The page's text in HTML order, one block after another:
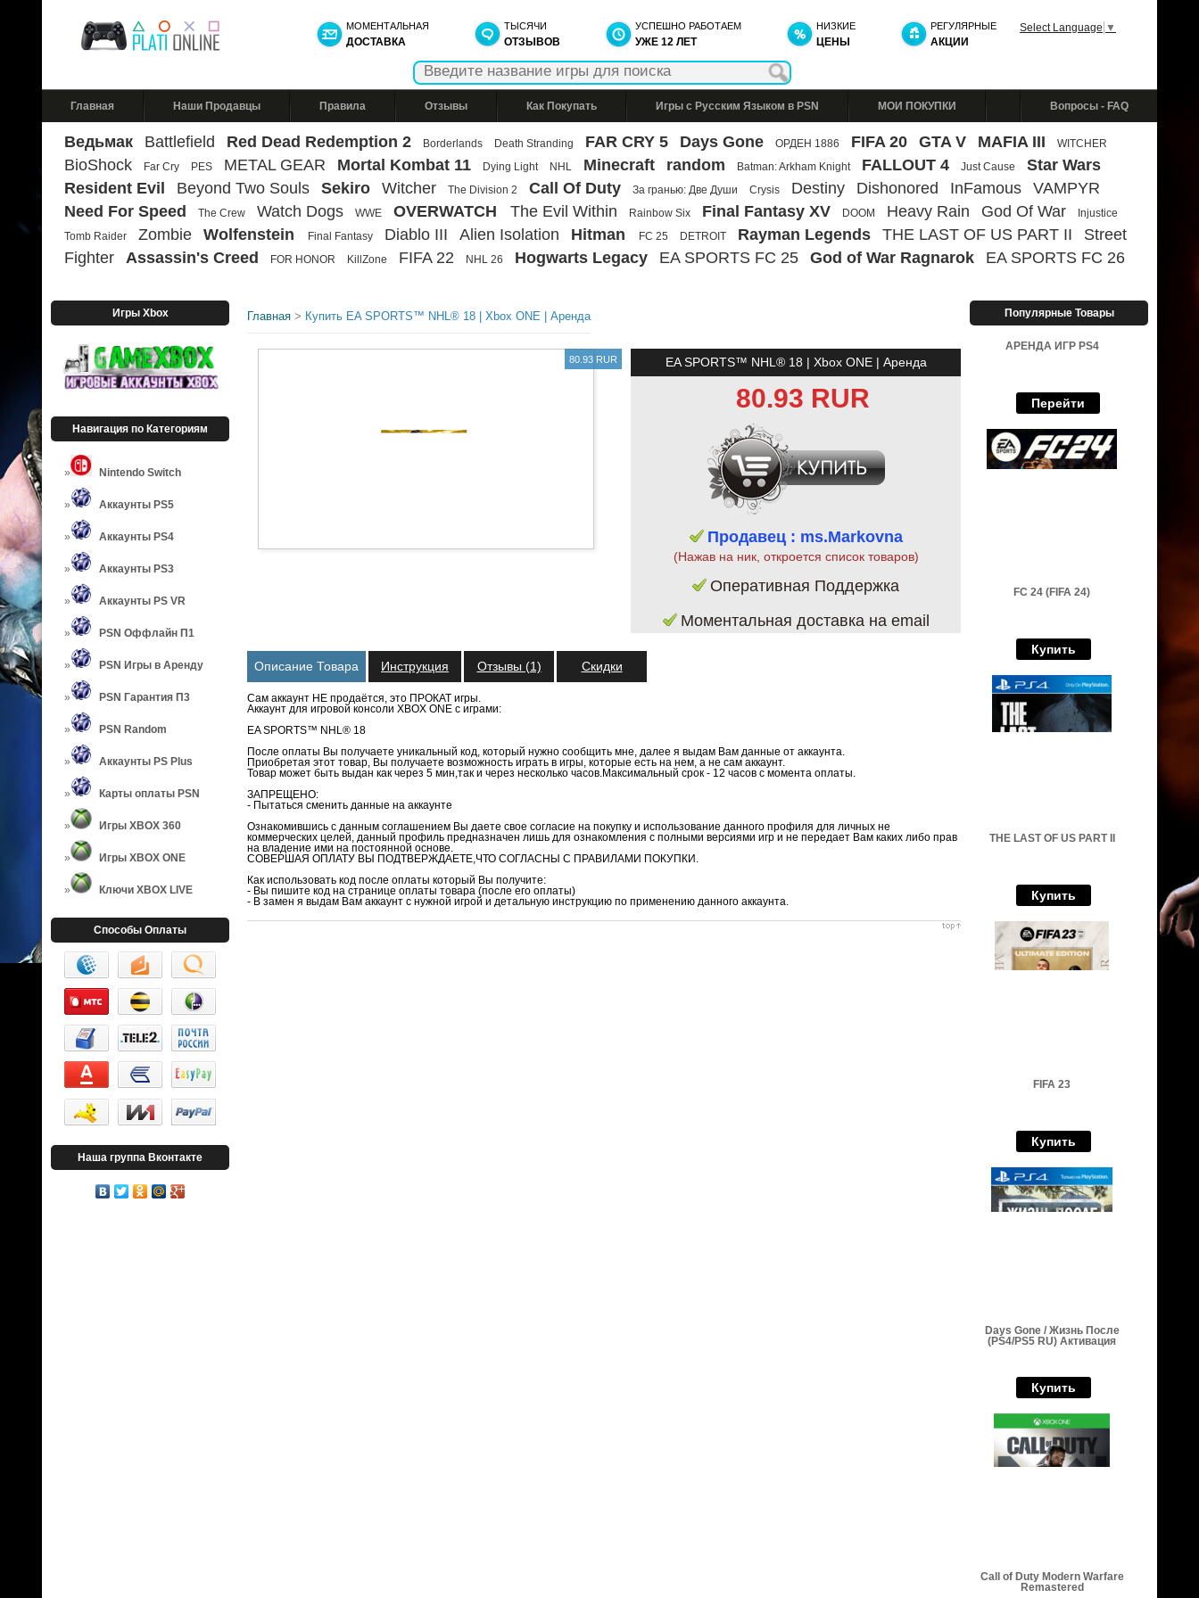
МОМЕНТАЛЬНАЯ
ДОСТАВКА
ТЫСЯЧИ
ОТЗЫВОВ
УСПЕШНО РАБОТАЕМ
УЖЕ 12 ЛЕТ
НИЗКИЕ
ЦЕНЫ
РЕГУЛЯРНЫЕ
АКЦИИ
Select Language ▼
Главная Наши Продавцы Правила Отзывы Как Покупать Игры с Русским Языком в PSN МОИ ПОКУПКИ Вопросы - FAQ
Ведьмак Battlefield Red Dead Redemption 2 Borderlands Death Stranding FAR CRY 5 Days Gone ОРДЕН 1886 FIFA 20 GTA V MAFIA III WITCHER
BioShock Far Cry PES METAL GEAR Mortal Kombat 11 Dying Light NHL Minecraft random Batman: Arkham Knight FALLOUT 4 Just Cause
Star Wars
Resident Evil
Beyond Two Souls Sekiro Witcher The Division 2 Call Of Duty За гранью: Две Души Crysis Destiny Dishonored InFamous
VAMPYR
Need For Speed
The Crew Watch Dogs WWE OVERWATCH The Evil Within Rainbow Six Final Fantasy XV DOOM Heavy Rain God Of War
Injustice
Tomb Raider
Zombie Wolfenstein Final Fantasy Diablo III Alien Isolation Hitman FC 25 DETROIT Rayman Legends THE LAST OF US PART II
Street
Fighter
Assassin's Creed FOR HONOR KillZone FIFA 22 NHL 26 Hogwarts Legacy EA SPORTS FC 25 God of War Ragnarok EA SPORTS FC 26
Игры Xbox
Навигация по Категориям
Nintendo Switch
Аккаунты PS5
Аккаунты PS4
Аккаунты PS3
Аккаунты PS VR
PSN Оффлайн П1
PSN Игры в Аренду
PSN Гарантия П3
PSN Random
Аккаунты PS Plus
Карты оплаты PSN
Игры XBOX 360
Игры XBOX ONE
Ключи XBOX LIVE
Способы Оплаты
Наша группа Вконтакте
Популярные Товары
АРЕНДА ИГР PS4
Перейти
FC 24 (FIFA 24)
Купить
THE LAST OF US PART II
Купить
FIFA 23
Купить
Days Gone / Жизнь После
(PS4/PS5 RU) Активация
Купить
Call of Duty Modern Warfare
Remastered
Главная > Купить EA SPORTS™ NHL® 18 | Xbox ONE | Аренда
80.93 RUR EA SPORTS™ NHL® 18 | Xbox ONE | Аренда
80.93 RUR
Продавец : ms.Markovna
(Нажав на ник, откроется список товаров)
Оперативная Поддержка
Моментальная доставка на email
Описание Товара Инструкция Отзывы (1) Скидки
Сам аккаунт НЕ продаётся, это ПРОКАТ игры.
Аккаунт для игровой консоли XBOX ONE c играми:
EA SPORTS™ NHL® 18
После оплаты Вы получаете уникальный код, который нужно сообщить мне, далее я выдам Вам данные от аккаунта.
Приобретая этот товар, Вы получаете возможность играть в игры, которые есть на нем, а не сам аккаунт.
Товар может быть выдан как через 5 мин,так и через несколько часов.Максимальный срок - 12 часов с момента оплаты.
ЗАПРЕЩЕНО:
- Пытаться сменить данные на аккаунте
Ознакомившись с данным соглашением Вы даете свое согласие на покупку и использование данного профиля для личных не
коммерческих целей, данный профиль предназначен лишь для ознакомления с полными версиями игр и не передает Вам каких либо прав
на владение ими на постоянной основе.
СОВЕРШАЯ ОПЛАТУ ВЫ ПОДТВЕРЖДАЕТЕ,ЧТО СОГЛАСНЫ С ПРАВИЛАМИ ПОКУПКИ.
Как использовать код после оплаты который Вы получите:
- Вы пишите код на странице оплаты товара (после его оплаты)
- В замен я выдам Вам аккаунт с нужной игрой и детальную инструкцию по применению данного аккаунта.